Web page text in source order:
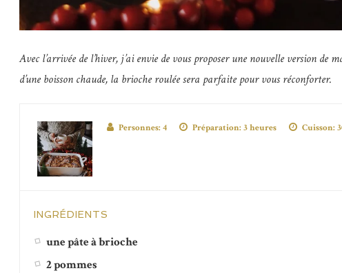
Avec l’arrivée de l’hiver, j’ai envie de vous proposer une nouvelle version de
d’une boisson chaude, la brioche roulée sera parfaite pour vous réconforter.
Personnes: 4 Préparation: 3 heures Cuisson:
INGRÉDIENTS
une pâte à brioche
2 pommes